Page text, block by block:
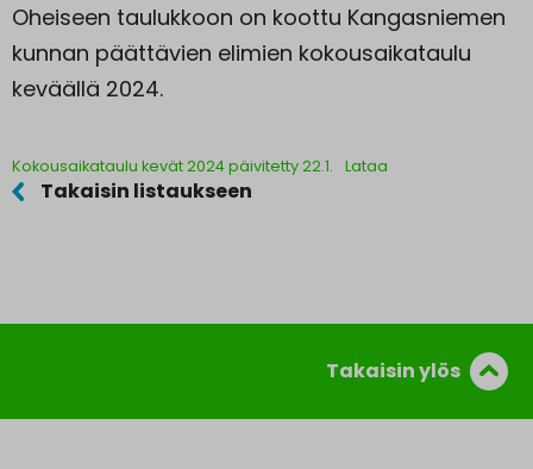
Oheiseen taulukkoon on koottu Kangasniemen
kunnan päättävien elimien kokousaikataulu
keväällä 2024.
Kokousaikataulu kevät 2024 päivitetty 22.1. Lataa
Takaisin listaukseen
Takaisin ylös